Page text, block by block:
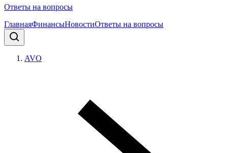
Ответы на вопросы
ГлавнаяФинансыНовостиОтветы на вопросы
AVO